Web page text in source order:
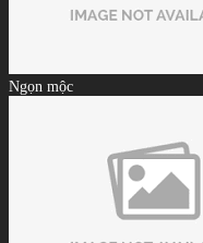
Ngọn mộc